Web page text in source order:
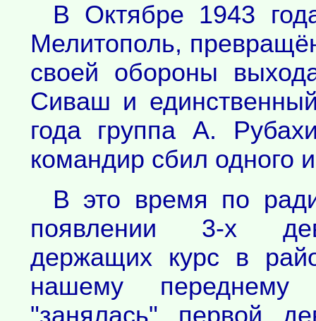
В Октябре 1943
Мелитополь,
своей обороны
Сиваш и
года группа А.
командир сбил одного
В это время по
появлении 3-х
держащих курс в
нашему
"занялась" первой